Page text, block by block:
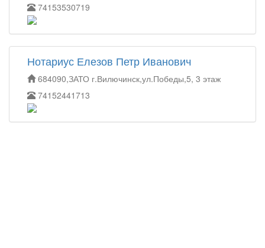
74153530719
Нотариус Елезов Петр Иванович
684090,ЗАТО г.Вилючинск,ул.Победы,5, 3 этаж
74152441713